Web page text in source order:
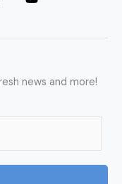
news and more!